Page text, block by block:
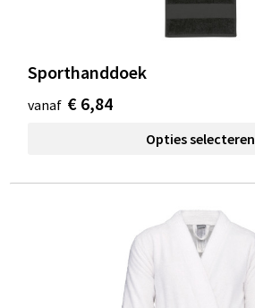
Sporthanddoek
vanaf € 6,84
Opties selecteren